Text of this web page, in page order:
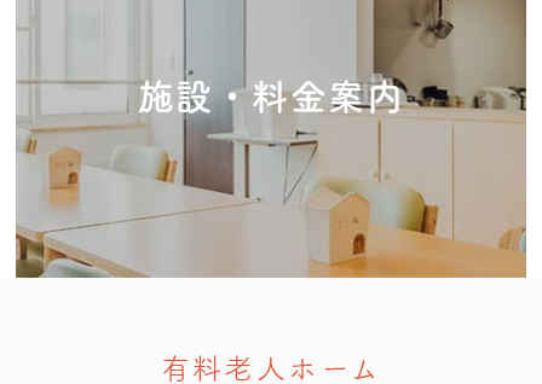
施設・料金案内
有料老人ホーム